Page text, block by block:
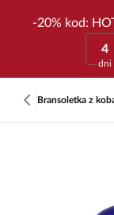
-20% kod:
4
dni
Bransoletka z